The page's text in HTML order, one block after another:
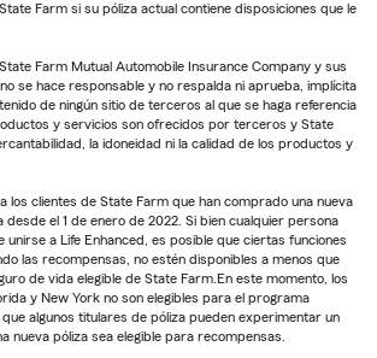
Farm si su póliza actual contiene disposiciones que le
Farm Mutual Automobile Insurance Company y sus
se hace responsable y no respalda ni aprueba, implícita
de ningún sitio de terceros al que se haga referencia
y servicios son ofrecidos por terceros y State
la idoneidad ni la calidad de los productos y
los clientes de State Farm que han comprado una nueva
desde el 1 de enero de 2022. Si bien cualquier persona
unirse a Life Enhanced, es posible que ciertas funciones
las recompensas, no estén disponibles a menos que
de vida elegible de State Farm.En este momento, los
y New York no son elegibles para el programa
algunos titulares de póliza pueden experimentar un
nueva póliza sea elegible para recompensas.